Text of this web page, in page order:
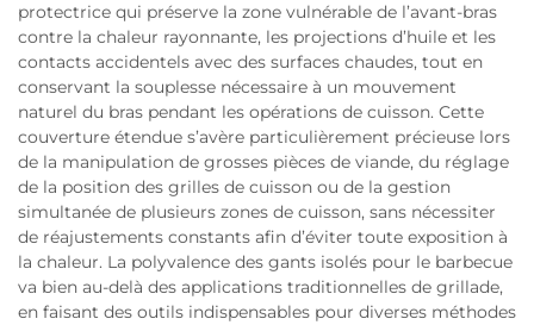
protectrice qui préserve la zone vulnérable de l’avant-bras
contre la chaleur rayonnante, les projections d’huile et les
contacts accidentels avec des surfaces chaudes, tout en
conservant la souplesse nécessaire à un mouvement
naturel du bras pendant les opérations de cuisson. Cette
couverture étendue s’avère particulièrement précieuse lors
de la manipulation de grosses pièces de viande, du réglage
de la position des grilles de cuisson ou de la gestion
simultanée de plusieurs zones de cuisson, sans nécessiter
de réajustements constants afin d’éviter toute exposition à
la chaleur. La polyvalence des gants isolés pour le barbecue
va bien au-delà des applications traditionnelles de grillade,
en faisant des outils indispensables pour diverses méthodes